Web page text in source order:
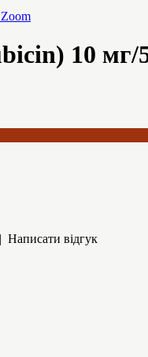
Zoom
10 мг/
| Написати відгук